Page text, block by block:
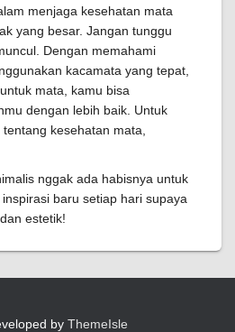
menjaga kesehatan mata
yang besar. Jangan tunggu
Dengan memahami
kacamata yang tepat,
mata, kamu bisa
dengan lebih baik. Untuk
kesehatan mata,
nggak ada habisnya untuk
baru setiap hari supaya
estetik!
by ThemeIsle